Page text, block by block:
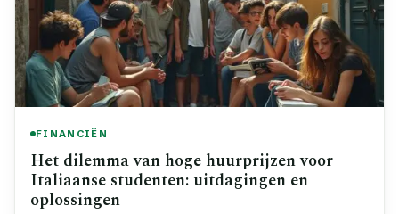
FINANCIËN
Het dilemma van hoge huurprijzen voor
Italiaanse studenten: uitdagingen en
oplossingen